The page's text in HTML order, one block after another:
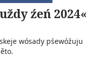
źeń 2024«
wósady pśewóźuju